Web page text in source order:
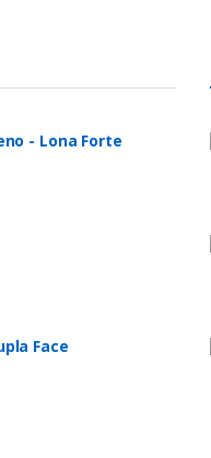
- Lona Forte
Face